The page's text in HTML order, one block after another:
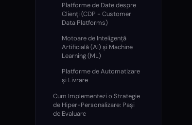
Platforme de Date despre
Clienți (CDP - Customer
Data Platforms)
Motoare de Inteligență
Artificială (AI) și Machine
Learning (ML)
Platforme de Automatizare
și Livrare
Cum Implementezi o Strategie
de Hiper-Personalizare: Pași
de Evaluare